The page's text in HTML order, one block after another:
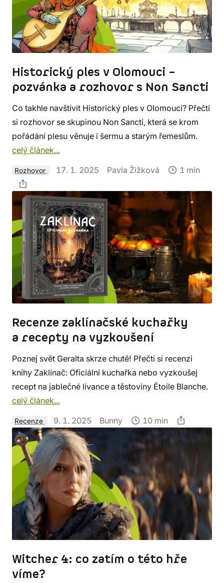
Historický ples v Olomouci –
pozvánka a rozhovor s Non Sancti
Co takhle navštívit Historický ples v Olomouci? Přečti
si rozhovor se skupinou Non Sancti, která se krom
pořádání plesu věnuje i šermu a starým řemeslům.
celý článek...
Rozhovor 17. 1. 2025 Pavla Žižková 1 min
Recenze zaklínačské kuchařky
a recepty na vyzkoušení
Poznej svět Geralta skrze chutě! Přečti si recenzi
knihy Zaklínač: Oficiální kuchařka nebo vyzkoušej
recept na jablečné lívance a těstoviny Étoile Blanche.
celý článek...
Recenze 9. 1. 2025 Bunny 10 min
Witcher 4: co zatím o této hře
víme?